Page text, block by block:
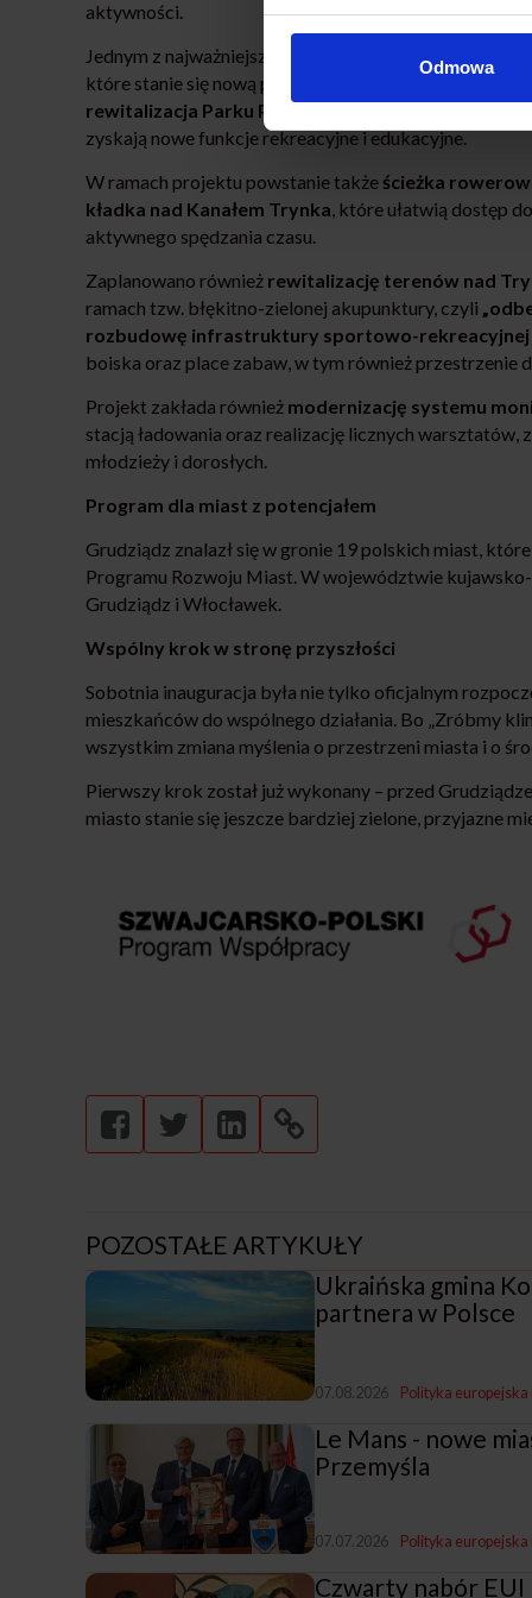
Odmowa
aktywności.
Jednym z najważniejszych elementów projektu będzie
które stanie się nową przestrzenią edukacyjną dla
rewitalizacja Parku Podworskiego Tarpno oraz
zyskają nowe funkcje rekreacyjne i edukacyjne.
W ramach projektu powstanie także ścieżka
kładka nad Kanałem Trynka, które ułatwią dostęp
aktywnego spędzania czasu.
Zaplanowano również rewitalizację terenów nad
ramach tzw. błękitno-zielonej akupunktury, czyli
rozbudowę infrastruktury sportowo-rekreacyjnej
boiska oraz place zabaw, w tym również przestrzenie
Projekt zakłada również modernizację systemu
stacją ładowania oraz realizację licznych
młodzieży i dorosłych.
Program dla miast z potencjałem
Grudziądz znalazł się w gronie 19 polskich miast,
Programu Rozwoju Miast. W województwie
Grudziądz i Włocławek.
Wspólny krok w stronę przyszłości
Sobotnia inauguracja była nie tylko oficjalnym
mieszkańców do wspólnego działania. Bo „Zróbmy
wszystkim zmiana myślenia o przestrzeni miasta i o
Pierwszy krok został już wykonany – przed
miasto stanie się jeszcze bardziej zielone, przyjazne
POZOSTAŁE ARTYKUŁY
Ukraińska gmina
partnera w Polsce
07.08.2026 Polityka europejska
Le Mans - nowe
Przemyśla
07.07.2026 Polityka europejska
Czwarty nabór